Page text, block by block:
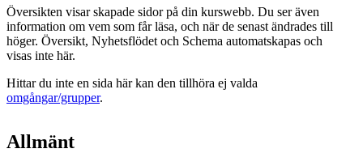
Översikten visar skapade sidor på din kurswebb. Du ser även
information om vem som får läsa, och när de senast ändrades till
höger. Översikt, Nyhetsflödet och Schema automatskapas och
visas inte här.
Hittar du inte en sida här kan den tillhöra ej valda
omgångar/grupper.
Allmänt